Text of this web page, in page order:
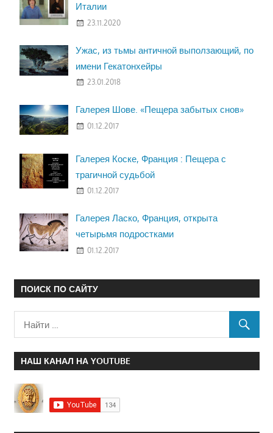
Италии
23.11.2020
Ужас, из тьмы античной выползающий, по
имени Гекатонхейры
23.01.2018
Галерея Шове. «Пещера забытых снов»
01.12.2017
Галерея Коске, Франция : Пещера с
трагичной судьбой
01.12.2017
Галерея Ласко, Франция, открыта
четырьмя подростками
01.12.2017
ПОИСК ПО САЙТУ
НАШ КАНАЛ НА YOUTUBE